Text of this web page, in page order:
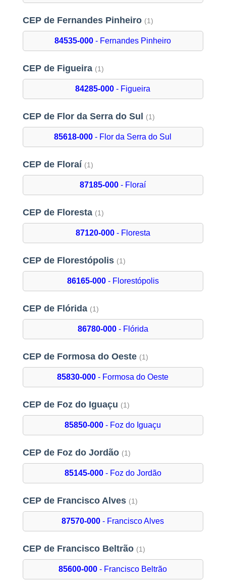
CEP de Fernandes Pinheiro (1)
84535-000 - Fernandes Pinheiro
CEP de Figueira (1)
84285-000 - Figueira
CEP de Flor da Serra do Sul (1)
85618-000 - Flor da Serra do Sul
CEP de Floraí (1)
87185-000 - Floraí
CEP de Floresta (1)
87120-000- Floresta
CEP de Florestópolis (1)
86165-000- Florestópolis
CEP de Flórida (1)
86780-000- Flórida
CEP de Formosa do Oeste (1)
85830-000 - Formosa do Oeste
CEP de Foz do Iguaçu (1)
85850-000 - Foz do Iguaçu
CEP de Foz do Jordão (1)
85145-000- Foz do Jordão
CEP de Francisco Alves (1)
87570-000 - Francisco Alves
CEP de Francisco Beltrão (1)
85600-000 - Francisco Beltrão